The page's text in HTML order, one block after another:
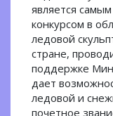
является
конкурсом в
ледовой
стране,
поддержке
дает
ледовой и
почетное